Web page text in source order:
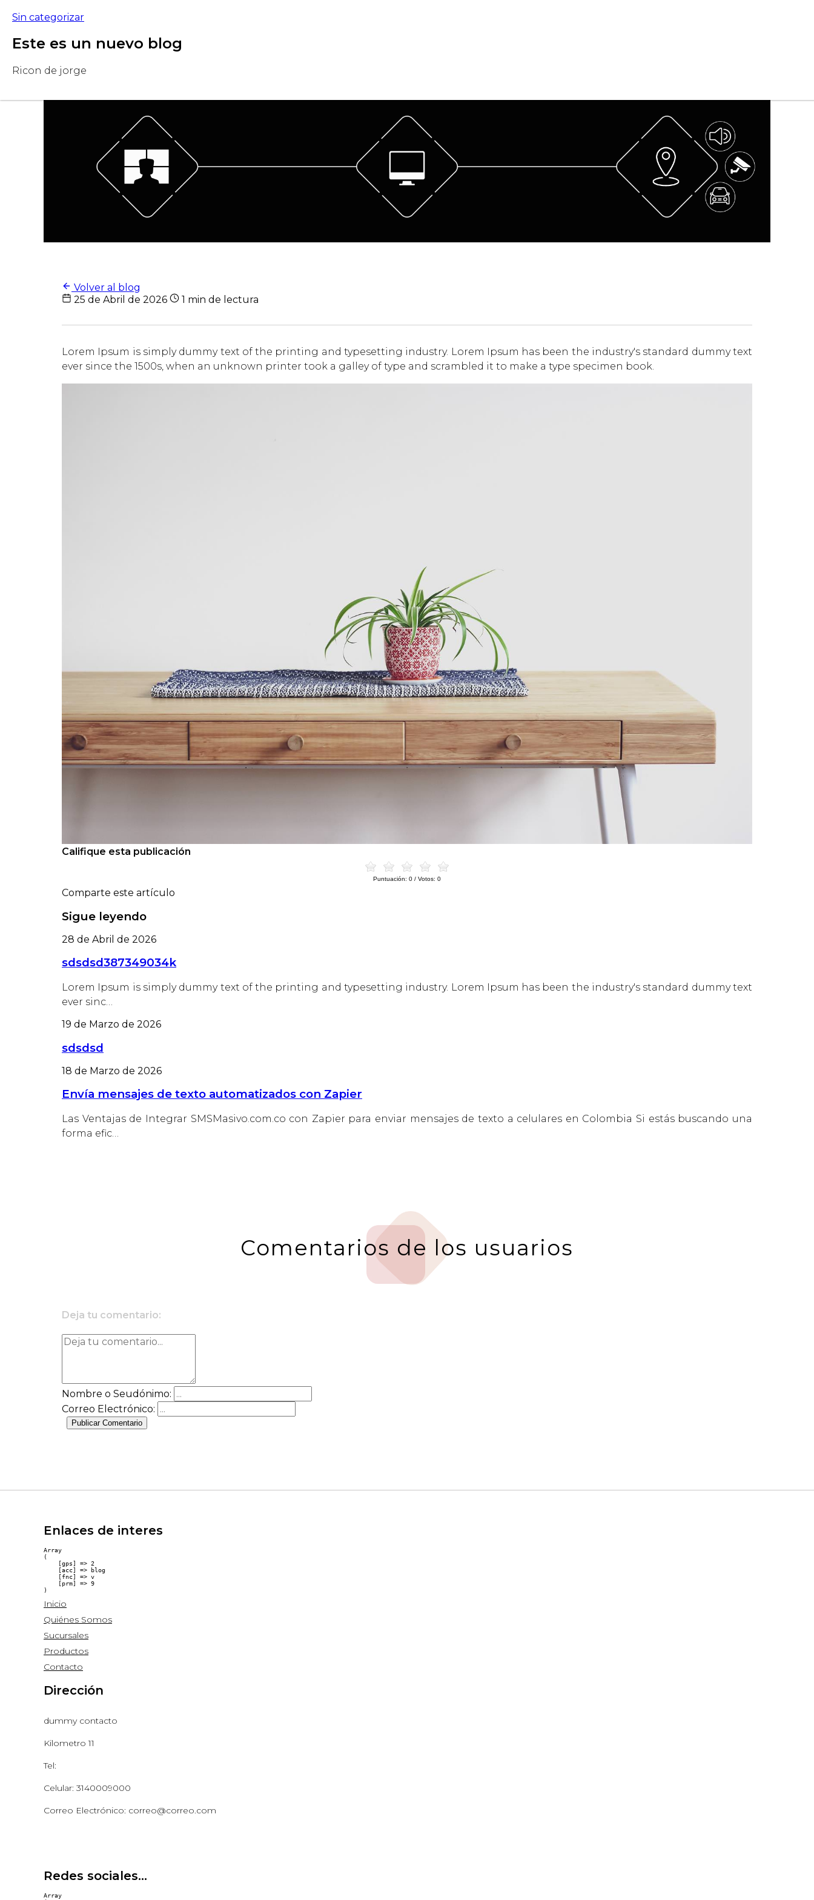
Volver al blog
Sin categorizar
Este es un nuevo blog
Ricon de jorge
25 de Abril de 2026 1 min de lectura
Lorem Ipsum is simply dummy text of the printing and typesetting industry. Lorem Ipsum has been the industry's standard dummy text
ever since the 1500s, when an unknown printer took a galley of type and scrambled it to make a type specimen book.
Califique esta publicación
Puntuación: 0 / Votos: 0
Comparte este artículo
Sigue leyendo
28 de Abril de 2026
sdsdsd387349034k
Lorem Ipsum is simply dummy text of the printing and typesetting industry. Lorem Ipsum has been the industry's standard dummy text
ever sinc…
19 de Marzo de 2026
sdsdsd
18 de Marzo de 2026
Envía mensajes de texto automatizados con Zapier
Las Ventajas de Integrar SMSMasivo.com.co con Zapier para enviar mensajes de texto a celulares en Colombia Si estás buscando una
forma efic…
Comentarios de los usuarios
Deja tu comentario:
Nombre o Seudónimo:
Correo Electrónico:
Publicar Comentario
Enlaces de interes
Array
(
    [gps] => 2
    [acc] => blog
    [fnc] => v
    [prm] => 9
Inicio
Quiénes Somos
Sucursales
Productos
Contacto
Dirección
dummy contacto
Kilometro 11
Tel:
Celular: 3140009000
Correo Electrónico: correo@correo.com
Redes sociales...
Array